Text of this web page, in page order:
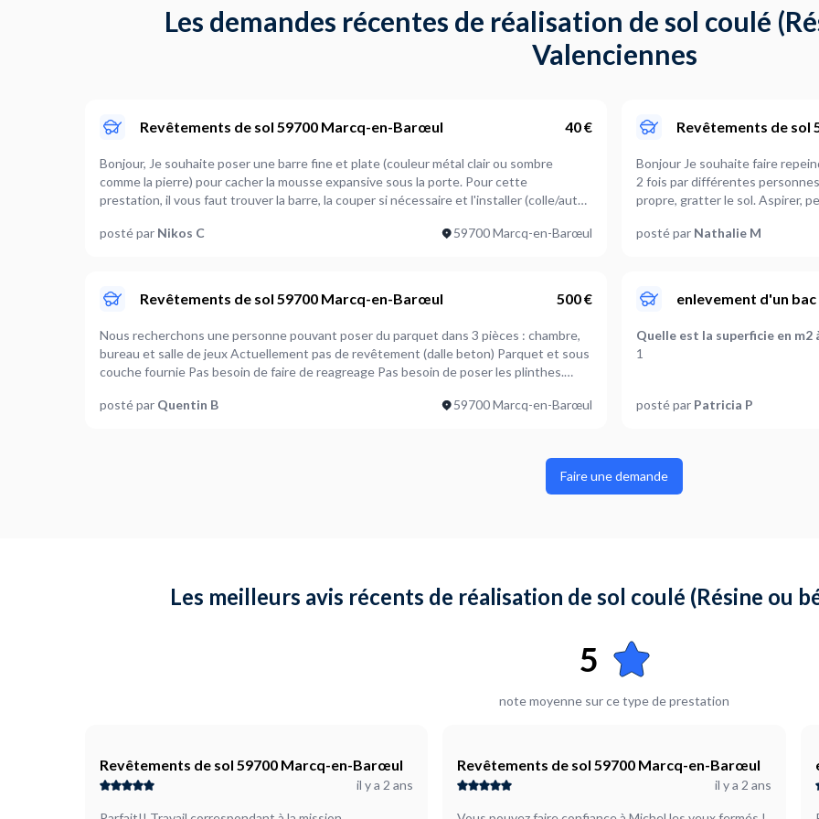
Les demandes récentes de réalisation de sol coulé
Valenciennes
Revêtements de sol 59700 Marcq-en-Barœul 40 €
Bonjour, Je souhaite poser une barre fine et plate (couleur métal clair ou sombre
comme la pierre) pour cacher la mousse expansive sous la porte. Pour cette
prestation, il vous faut trouver la barre, la couper si nécessaire et l'installer (colle/autre
Les dimensions de l'espace à combler : 26mm x 975mm
posté par Nikos C 59700 Marcq-en-Barœul
Revêtements de
Bonjour Je souhaite faire repeindre mon balcon de 15m2 . Pour info je l’ai déjà fait faire
2 fois par différentes personnes cela ne tient
propre, gratter le sol. Aspirer,
cela vous donne une idée de la
posté par Nathalie M
Revêtements de sol 59700 Marcq-en-Barœul 500 €
Nous recherchons une personne pouvant poser du parquet dans 3 pièces : chambre,
bureau et salle de jeux Actuellement pas de revêtement (dalle beton) Parquet et sous
couche fournie Pas besoin de faire de reagreage Pas besoin de poser les plinthes.
posté par Quentin B 59700 Marcq-en-Barœul
enlevement d'un bac
Quelle est la superficie en m2
1
A définir ensemble
A définir ensemble
Où en êtes-vous dans votre
posté par Patricia P
Faire une demande
Les meilleurs avis récents de réalisation de sol coulé (Résine ou
5
note moyenne sur ce type de prestation
Revêtements de sol 59700 Marcq-en-Barœul
il y a 2 ans
Revêtements de sol 59700 Marcq-en-Barœul
il y a 2 ans